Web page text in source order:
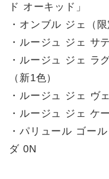
ド オーキッド」
・オンブル ジェ（限
・ルージュ ジェ サ
・ルージュ ジェ ラ
（新1色）
・ルージュ ジェ ヴ
・ルージュ ジェ ケ
・パリュール ゴー
ダ 0N